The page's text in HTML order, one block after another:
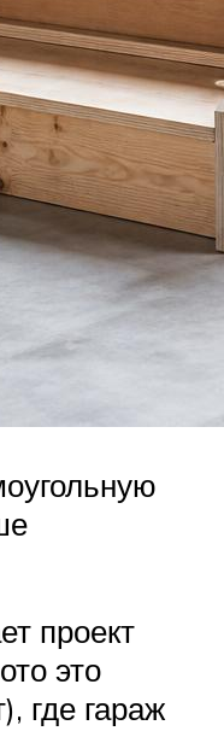
проект
это
где гараж